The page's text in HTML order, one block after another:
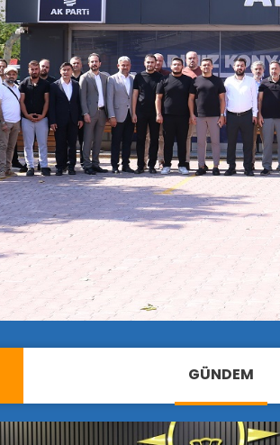
GÜNDEM